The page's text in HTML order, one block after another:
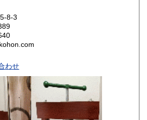
185円
185円
185円 長崎県
185円 大分県
5-8-3
わせ